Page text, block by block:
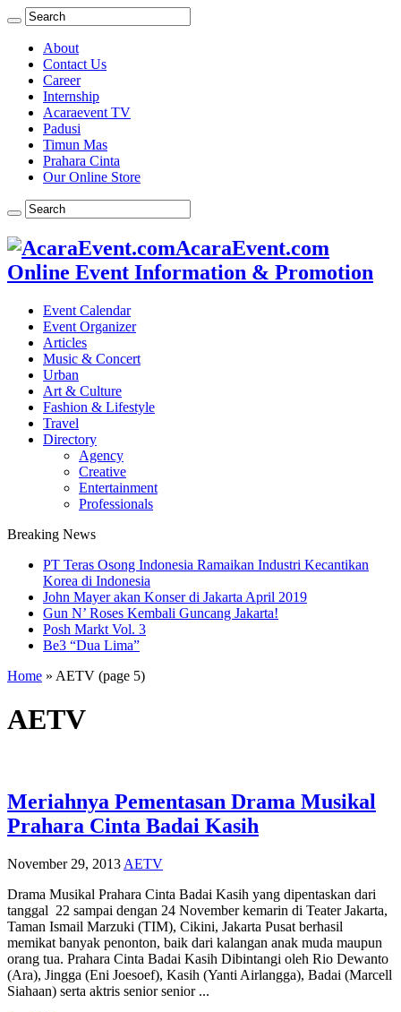
About
Contact Us
Career
Internship
Acaraevent TV
Padusi
Timun Mas
Prahara Cinta
Our Online Store
AcaraEvent.com
Online Event Information & Promotion
Event Calendar
Event Organizer
Articles
Music & Concert
Urban
Art & Culture
Fashion & Lifestyle
Travel
Directory
Agency
Creative
Entertainment
Professionals
Breaking News
PT Teras Osong Indonesia Ramaikan Industri Kecantikan
Korea di Indonesia
John Mayer akan Konser di Jakarta April 2019
Gun N’ Roses Kembali Guncang Jakarta!
Posh Markt Vol. 3
Be3 “Dua Lima”
Home » AETV (page 5)
AETV
Meriahnya Pementasan Drama Musikal
Prahara Cinta Badai Kasih
November 29, 2013 AETV
Drama Musikal Prahara Cinta Badai Kasih yang dipentaskan dari
tanggal 22 sampai dengan 24 November kemarin di Teater Jakarta,
Taman Ismail Marzuki (TIM), Cikini, Jakarta Pusat berhasil
memikat banyak penonton, baik dari kalangan anak muda maupun
orang tua. Prahara Cinta Badai Kasih Dibintangi oleh Rio Dewanto
(Ara), Jingga (Eni Joesoef), Kasih (Yanti Airlangga), Badai (Marcell
Siahaan) serta aktris senior senior ...